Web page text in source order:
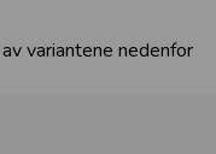
variantene nedenfor